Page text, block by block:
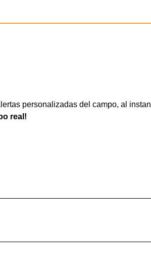
personalizadas del campo, al
real!